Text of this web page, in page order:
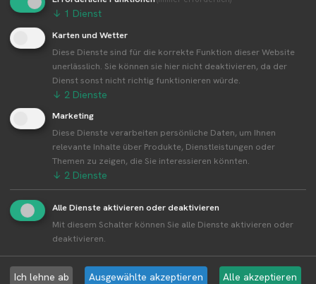
Weitere Standorte von Grandl-Hof
Grandl-Hof betreibt 4 Standorte
Alle Standorte von Grandl-Hof↗
Kompakte Übersicht aller Standorte inkl.
Firmensitz von Grandl-Hof in einer Karte und als
Liste amzeigen.
Aktuelle Infos zur Region 80999
↓ 1 Dienst
Karten und Wetter
Diese Dienste sind für die korrekte Funktion dieser Website
unerlässlich. Sie können sie hier nicht deaktivieren, da der
Dienst sonst nicht richtig funktionieren würde.
↓ 2 Dienste
Marketing
Diese Dienste verarbeiten persönliche Daten, um Ihnen
relevante Inhalte über Produkte, Dienstleistungen oder
Themen zu zeigen, die Sie interessieren könnten.
↓ 2 Dienste
Alle Dienste aktivieren oder deaktivieren
Mit diesem Schalter können Sie alle Dienste aktivieren oder
deaktivieren.
Ich lehne ab Ausgewählte akzeptieren Alle akzeptieren